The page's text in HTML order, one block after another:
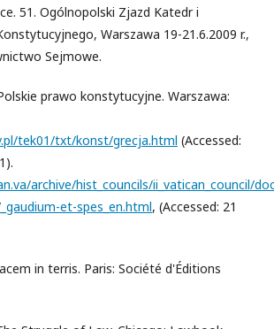
51. Ogólnopolski Zjazd Katedr i
Warszawa 19-21.6.2009 r.,
Sejmowe.
prawo konstytucyjne. Warszawa:
tek01/txt/konst/grecja.html (Accessed:
archive/hist_councils/ii_vatican_council/
et-spes_en.html, (Accessed: 21
in terris. Paris: Société d'Éditions